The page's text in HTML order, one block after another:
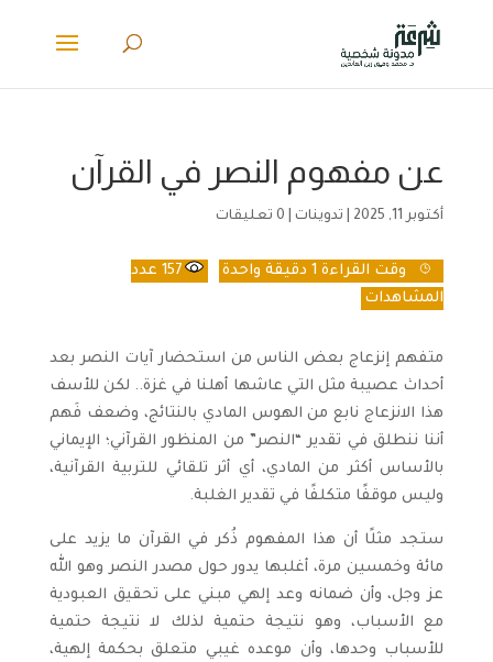
عن مفهوم النصر في القرآن
أكتوبر 11, 2025 تدوينات| 0 تعليقات
وقت القراءة1 دقيقة واحدة 157عدد
المشاهدات
متفهم إنزعاج بعض الناس من استحضار آيات النصر بعد
أحداث عصيبة مثل التي عاشها أهلنا في غزة.. لكن للأسف
هذا الانزعاج نابع من الهوس المادي بالنتائج، وضعف فَهم
أننا ننطلق في تقدير “النصر” من المنظور القرآني؛ الإيماني
بالأساس أكثر من المادي، أي أثر تلقائي للتربية القرآنية،
وليس موقفًا متكلفًا في تقدير الغلبة.
ستجد مثلًا أن هذا المفهوم ذُكر في القرآن ما يزيد على
مائة وخمسين مرة، أغلبها يدور حول مصدر النصر وهو الله
عز وجل، وأن ضمانه وعد إلهي مبني على تحقيق العبودية
مع الأسباب، وهو نتيجة حتمية لذلك لا نتيجة حتمية
للأسباب وحدها، وأن موعده غيبي متعلق بحكمة إلهية،